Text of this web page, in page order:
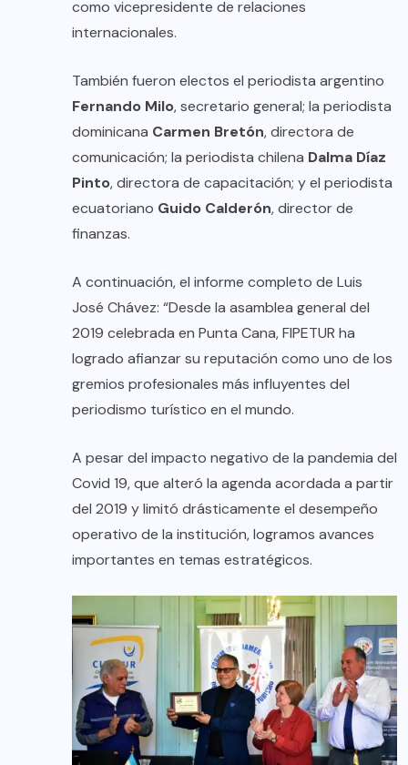
como vicepresidente de relaciones
internacionales.
También fueron electos el periodista argentino
Fernando Milo, secretario general; la periodista
dominicana Carmen Bretón, directora de
comunicación; la periodista chilena Dalma Díaz
Pinto, directora de capacitación; y el periodista
ecuatoriano Guido Calderón, director de
finanzas.
A continuación, el informe completo de Luis
José Chávez: “Desde la asamblea general del
2019 celebrada en Punta Cana, FIPETUR ha
logrado afianzar su reputación como uno de los
gremios profesionales más influyentes del
periodismo turístico en el mundo.
A pesar del impacto negativo de la pandemia del
Covid 19, que alteró la agenda acordada a partir
del 2019 y limitó drásticamente el desempeño
operativo de la institución, logramos avances
importantes en temas estratégicos.